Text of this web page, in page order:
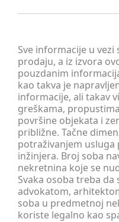
Sve informacije u
prodaju, a iz izvora
pouzdanim
kao takva je
informacije, ali takav
greškama,
površine objekata i
približne. Tačne
potraživanjem
inžinjera. Broj soba
nekretnina koje se
Svaka osoba treba
advokatom,
soba u predmetnoj
koriste legalno kao